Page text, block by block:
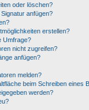
oder löschen?
anfügen?
erstellen?
Umfrage?
nicht zugreifen?
anfügen?
melden?
beim Schreiben eines
werden?